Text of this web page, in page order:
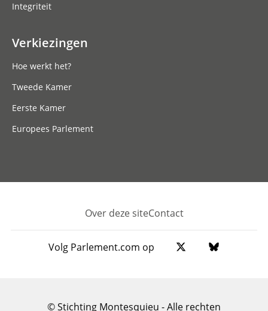
Integriteit
Verkiezingen
Hoe werkt het?
Tweede Kamer
Eerste Kamer
Europees Parlement
Footer
Over deze siteContact
Volg Parlement.com op
© Stichting Montesquieu - Alle rechten